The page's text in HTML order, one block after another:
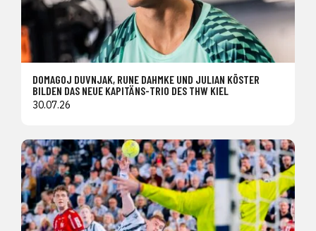
DOMAGOJ DUVNJAK, RUNE DAHMKE UND JULIAN KÖSTER
BILDEN DAS NEUE KAPITÄNS-TRIO DES THW KIEL
30.07.26